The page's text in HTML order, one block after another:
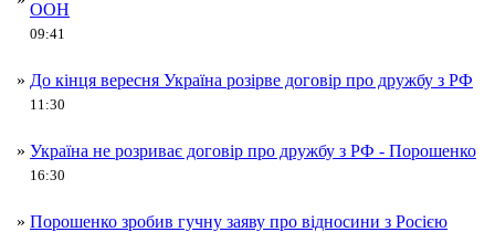
ООН
09:41
» До кінця вересня Україна розірве договір про дружбу з РФ
11:30
» Україна не розриває договір про дружбу з РФ - Порошенко
16:30
» Порошенко зробив гучну заяву про відносини з Росією